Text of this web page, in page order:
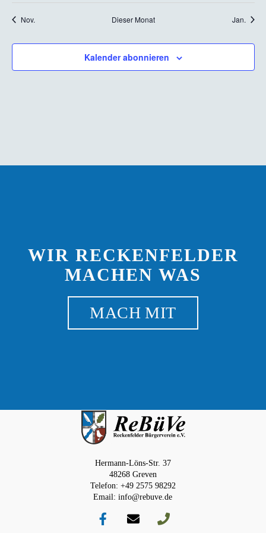
Nov. Dieser Monat Jan.
Kalender abonnieren
WIR RECKENFELDER
MACHEN WAS
MACH MIT
Hermann-Löns-Str. 37
48268 Greven
Telefon: +49 2575 98292
Email: info@rebuve.de